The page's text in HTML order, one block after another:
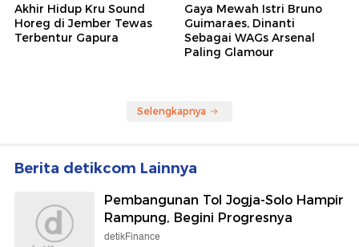
Akhir Hidup Kru Sound
Horeg di Jember Tewas
Terbentur Gapura
Gaya Mewah Istri Bruno
Guimaraes, Dinanti
Sebagai WAGs Arsenal
Paling Glamour
Selengkapnya
Berita detikcom Lainnya
Pembangunan Tol Jogja-Solo Hampir
Rampung, Begini Progresnya
detikFinance